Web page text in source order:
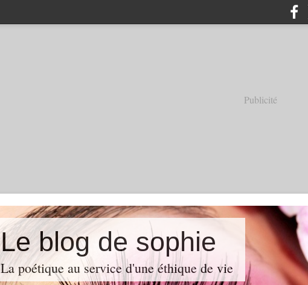
Publicité
Le blog de sophie
La poétique au service d'une éthique de vie